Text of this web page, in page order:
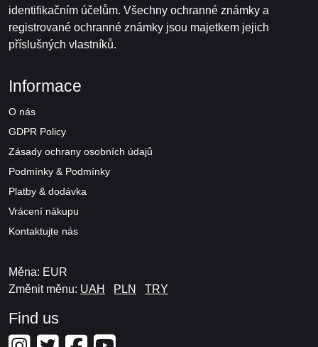
identifikačním účelům. Všechny ochranné známky a
registrované ochranné známky jsou majetkem jejich
příslušných vlastníků.
Informace
O nás
GDPR Policy
Zásady ochrany osobních údajů
Podmínky & Podmínky
Platby & dodávka
Vrácení nákupu
Kontaktujte nás
Měna: EUR
Změnit měnu: UAH PLN TRY
Find us